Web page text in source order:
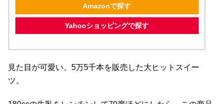
Amazonで探す
Yahooショッピングで探す
見た目が可愛い、5万5千本を販売した大ヒットスイー
ツ。